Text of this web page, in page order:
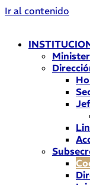
Ir al contenido